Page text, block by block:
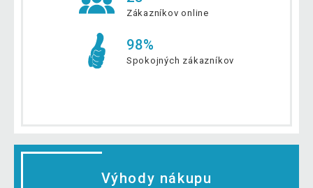
Zákazníkov online
98%
Spokojných zákazníkov
Výhody nákupu